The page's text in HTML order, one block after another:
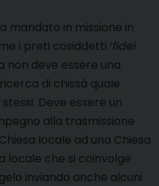
mandato in missione in
i preti cosiddetti ‘fidei
non deve essere una
di chissà quale
Deve essere un
alla trasmissione
locale ad una Chiesa
locale che si coinvolge
inviando anche alcuni